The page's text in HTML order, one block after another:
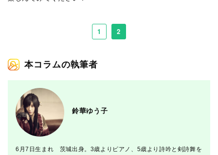
1 2
本コラムの執筆者
鈴華ゆう子
6月7日生まれ 茨城出身。3歳よりピアノ、5歳より詩吟と剣詩舞を